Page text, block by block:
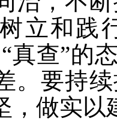
立和践
真查”的
。要持
，做实以